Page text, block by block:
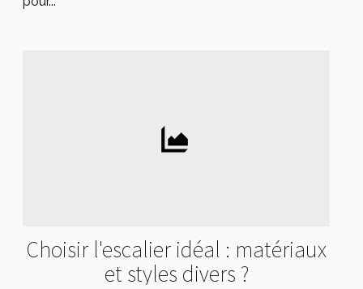
Choisir l'escalier idéal : matériaux
et styles divers ?